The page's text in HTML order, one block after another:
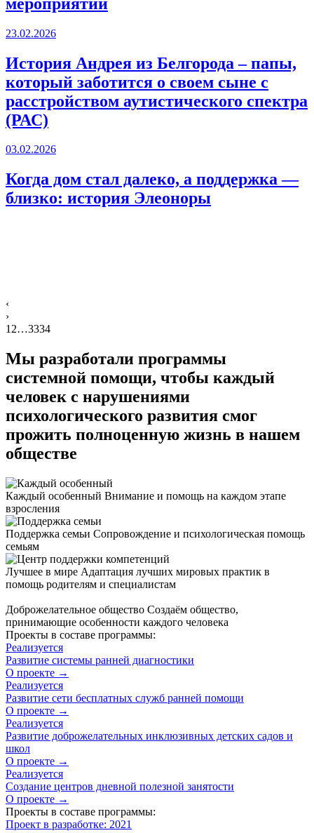
23.02.2026
История Андрея из Белгорода – папы,
который заботится о своем сыне с
расстройством аутистического спектра
(РАС)
03.02.2026
Когда дом стал далеко, а поддержка —
близко: история Элеоноры
‹
›
1 2…3334
Мы разработали программы
системной помощи, чтобы каждый
человек с нарушениями
психологического развития смог
прожить полноценную жизнь в нашем
обществе
Каждый особенный Внимание и помощь на каждом этапе
взросления
Поддержка семьи Сопровождение и психологическая помощь
семьям
Лучшее в мире Адаптация лучших мировых практик в
помощь родителям и специалистам
Доброжелательное общество Создаём общество,
принимающие особенности каждого человека
Проекты в составе программы:
Реализуется
Развитие системы ранней диагностики
О проекте →
Реализуется
Развитие сети бесплатных служб ранней помощи
О проекте →
Реализуется
Развитие доброжелательных инклюзивных детских садов и
школ
О проекте →
Реализуется
Создание центров дневной полезной занятости
О проекте →
Проекты в составе программы:
Проект в разработке: 2021